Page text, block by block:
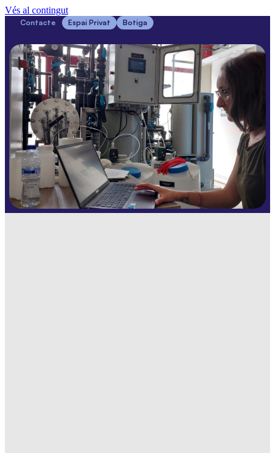
Vés al contingut
Contacte Espai Privat Botiga